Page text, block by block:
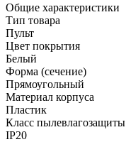
Общие характеристики
Тип товара
Пульт
Цвет покрытия
Белый
Форма (сечение)
Прямоугольный
Материал корпуса
Пластик
Класс пылевлагозащиты
IP20